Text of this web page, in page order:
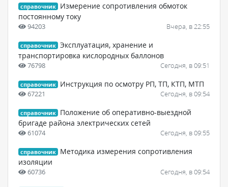
справочник
Измерение сопротивления обмоток
постоянному току
94203 Вчера, в 22:55
справочник Эксплуатация, хранение и
транспортировка кислородных баллонов
76798 Сегодня, в 09:51
справочник Инструкция по осмотру РП, ТП, КТП, МТП
67221 Сегодня, в 09:54
справочник
Положение об оперативно-выездной
бригаде района электрических сетей
61074 Сегодня, в 09:55
справочник
Методика измерения сопротивления
изоляции
60736 Сегодня, в 09:54